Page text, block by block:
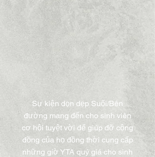
Sự kiện dọn dẹp Suối/Bên
đường mang đến cho sinh viên
cơ hội tuyệt vời để giúp đỡ cộng
đồng của họ đồng thời cung cấp
những giờ YTA quý giá cho sinh